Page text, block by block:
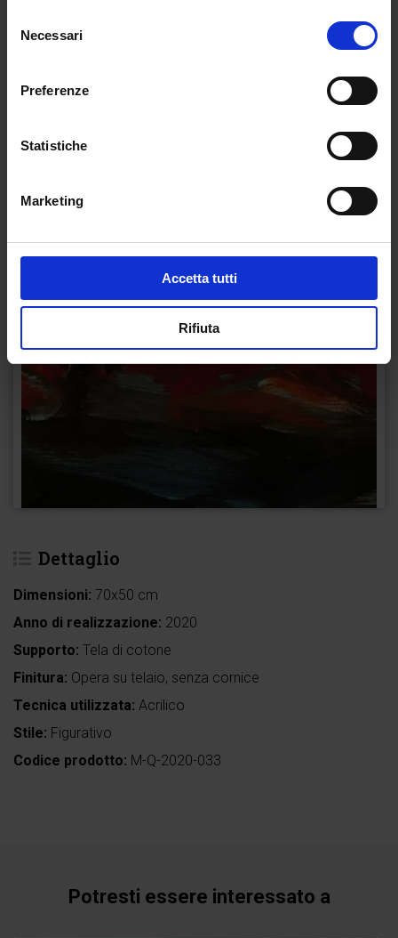
delNecessari
Preferenze
Statistiche
Marketing
Accetta tutti
Rifiuta
Dettaglio
Dimensioni: 70x50 cm
Anno di realizzazione: 2020
Supporto: Tela di cotone
Finitura: Opera su telaio, senza cornice
Tecnica utilizzata: Acrilico
Stile: Figurativo
Codice prodotto: M-Q-2020-033
Potresti essere interessato a